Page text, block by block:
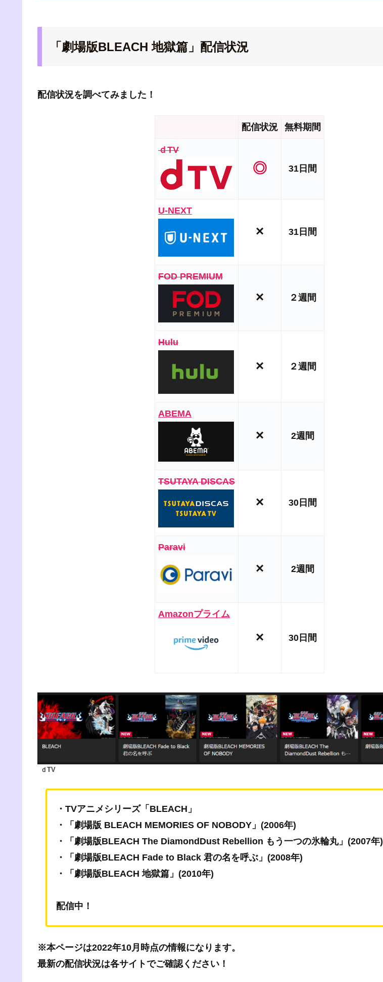
「劇場版BLEACH 地獄篇」配信状況
配信状況を調べてみました！
配信状況 無料期間
ｄTV
◎ 31日間
U-NEXT
× 31日間
FOD PREMIUM
× ２週間
Hulu
× ２週間
ABEMA
× 2週間
TSUTAYA DISCAS
× 30日間
Paravi
× 2週間
Amazonプライム
× 30日間
ｄTV
・TVアニメシリーズ「BLEACH」
・「劇場版 BLEACH MEMORIES OF NOBODY」(2006年)
・「劇場版BLEACH The DiamondDust Rebellion もう一つの氷輪丸」(2007年)
・「劇場版BLEACH Fade to Black 君の名を呼ぶ」(2008年)
・「劇場版BLEACH 地獄篇」(2010年)
配信中！
※本ページは2022年10月時点の情報になります。
最新の配信状況は各サイトでご確認ください！